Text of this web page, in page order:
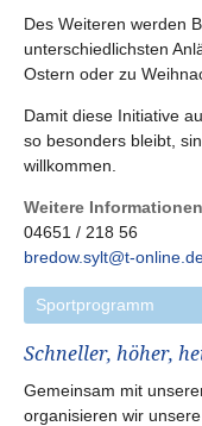
Des Weiteren werden
unterschiedlichsten
Ostern oder zu
Damit diese Initiative
so besonders bleibt,
willkommen.
Weitere
04651 / 218 56
bredow.sylt@t-
Sportprogramm
Schneller, höher,
Gemeinsam mit
organisieren wir